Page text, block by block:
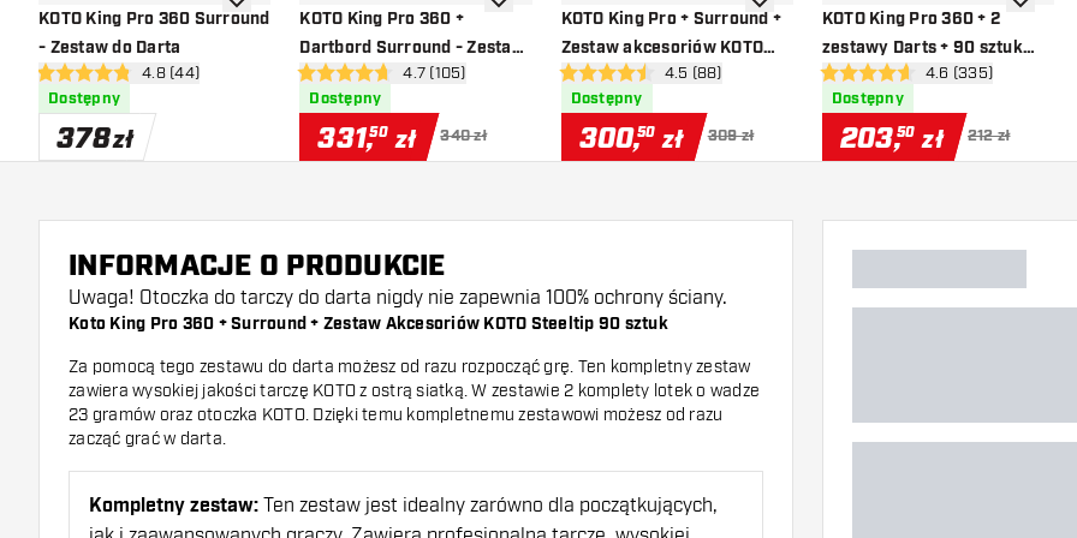
KOTO King Pro 360 Surround
- Zestaw do Darta
otwórz panel recenzji
4.8 gwiazdki oceny4.8 (44)
Dostępny
378zł
dodaj do listy życzeńKOTO King Pro 360 +
Dartbord Surround - Zestaw
do Darta
otwórz panel recenzji
4.7 gwiazdki oceny4.7 (105)
Dostępny
331,50 zł 340 zł
dodaj do listy życzeń
KOTO King Pro + Surround +
Zestaw akcesoriów KOTO
Steeltip Czarny 90 sztuk -
Zestaw do Darta
otwórz panel recenzji
4.5 gwiazdki oceny4.5 (88)
Dostępny
300,50 zł 309 zł
dodaj do listy życzeńKOTO King Pro 360 + 2
zestawy Darts + 90 sztuk
akcesoriówotwórz panel
4.6 gwiazdki oceny4.6 (335)
Dostępny
203,50 zł 212 zł
dodaj
INFORMACJE O PRODUKCIE
Uwaga! Otoczka do tarczy do darta nigdy nie zapewnia 100% ochrony ściany.
Koto King Pro 360 + Surround + Zestaw Akcesoriów KOTO Steeltip 90 sztuk
Za pomocą tego zestawu do darta możesz od razu rozpocząć grę. Ten kompletny zestaw
zawiera wysokiej jakości tarczę KOTO z ostrą siatką. W zestawie 2 komplety lotek o wadze
23 gramów oraz otoczka KOTO. Dzięki temu kompletnemu zestawowi możesz od razu
zacząć grać w darta.
Kompletny zestaw: Ten zestaw jest idealny zarówno dla początkujących,